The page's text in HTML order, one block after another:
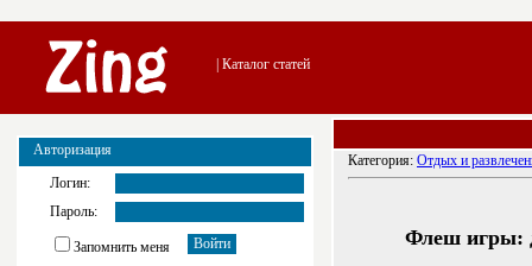
| Каталог статей
Авторизация
Логин:
Пароль:
Запомнить меня
Категория: Отдых и
Флеш игры: